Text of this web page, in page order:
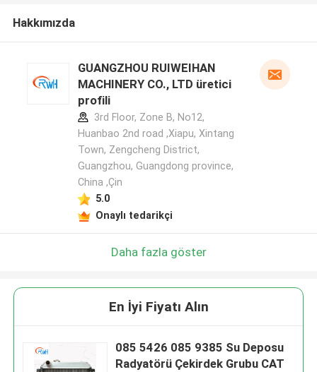
Hakkımızda
GUANGZHOU RUIWEIHAN
MACHINERY CO., LTD üretici
profili
3rd Floor, Zone B, No12,
Huanbao 2nd road ,Xiapu, Xintang
Town, Zengcheng District,
Guangzhou, Guangdong province,
China ,Çin
5.0
Onaylı tedarikçi
Daha fazla göster
En İyi Fiyatı Alın
085 5426 085 9385 Su Deposu
Radyatörü Çekirdek Grubu CAT